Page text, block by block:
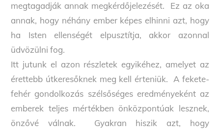
megtagadják annak megkérdőjelezését. Ez az oka
annak, hogy néhány ember képes elhinni azt, hogy
ha Isten ellenségét elpusztítja, akkor azonnal
üdvözülni fog.
Itt jutunk el azon részletek egyikéhez, amelyet az
érettebb útkeresőknek meg kell érteniük. A fekete-
fehér gondolkozás szélsőséges eredményeként az
emberek teljes mértékben önközpontúak lesznek,
önzővé válnak. Gyakran hiszik azt, hogy